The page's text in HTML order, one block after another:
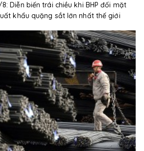
Diễn biến trái chiều khi BHP đối mặt
khẩu quặng sắt lớn nhất thế giới